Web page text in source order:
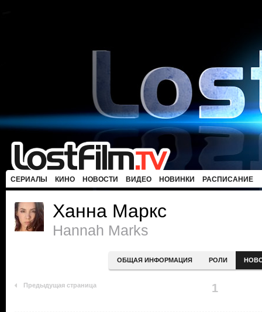
СЕРИАЛЫ КИНО НОВОСТИ ВИДЕО НОВИНКИ РАСПИСАНИЕ
Ханна Маркс
Hannah Marks
ОБЩАЯ ИНФОРМАЦИЯ РОЛИ
Предыдущая страница 1